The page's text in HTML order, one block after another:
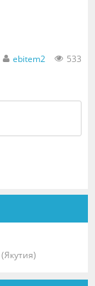
533
ebitem2